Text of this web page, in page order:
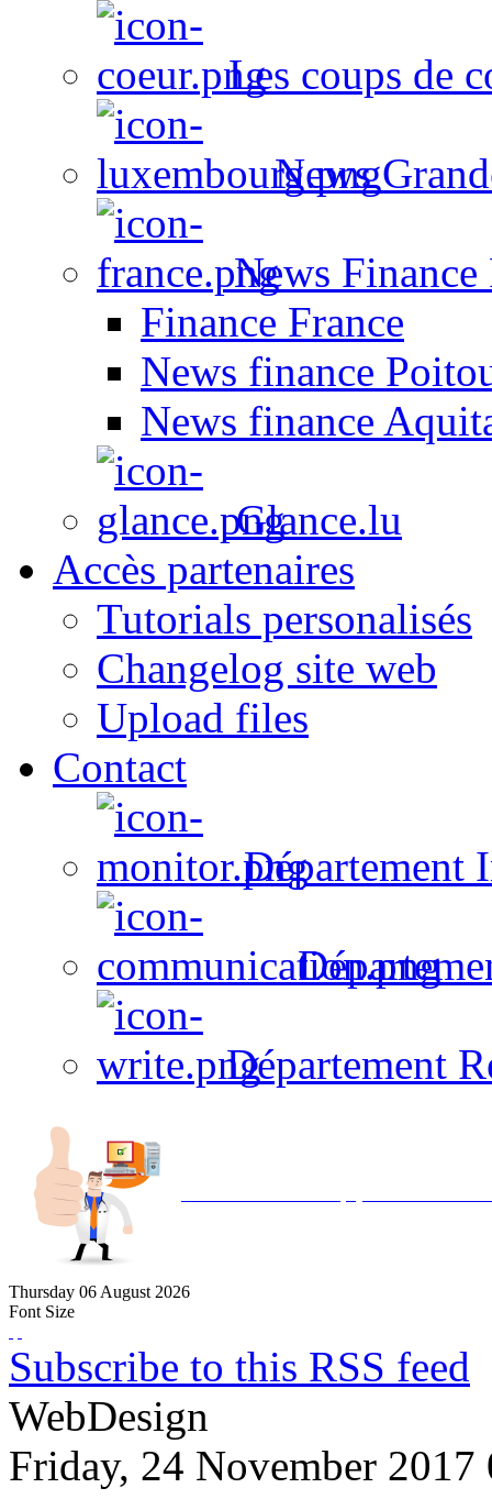
Les coups de
News
News Finance
Finance France
News finance
News finance
Glance.lu
Accès partenaires
Tutorials personalisés
Changelog site web
Upload files
Contact
Département
Département
Thursday 06 August 2026
Font Size
Subscribe to this RSS feed
WebDesign
Friday, 24 November 2017